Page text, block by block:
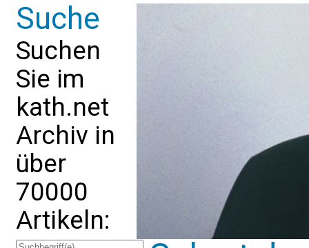
Suche
Suchen
Sie im
kath.net
Archiv in
über
70000
Artikeln: